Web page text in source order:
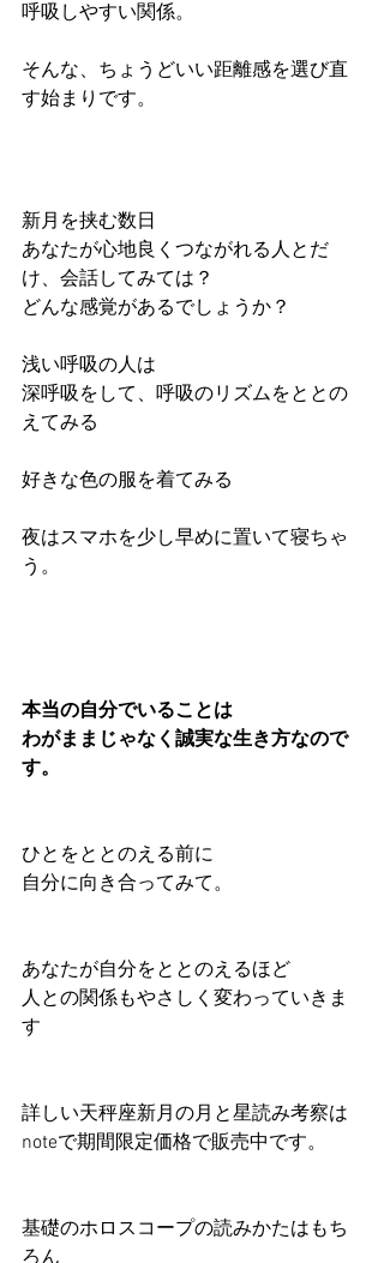
呼吸しやすい関係。
そんな、ちょうどいい距離感を選び直
す始まりです。
新月を挟む数日
あなたが心地良くつながれる人とだ
け、会話してみては？
どんな感覚があるでしょうか？
浅い呼吸の人は
深呼吸をして、呼吸のリズムをととの
えてみる
好きな色の服を着てみる
夜はスマホを少し早めに置いて寝ちゃ
う。
本当の自分でいることは
わがままじゃなく誠実な生き方なので
す。
ひとをととのえる前に
自分に向き合ってみて。
あなたが自分をととのえるほど
人との関係もやさしく変わっていきま
す
詳しい天秤座新月の月と星読み考察は
noteで期間限定価格で販売中です。
基礎のホロスコープの読みかたはもち